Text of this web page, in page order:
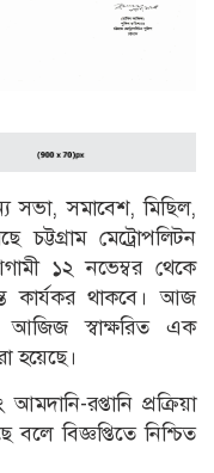
সভা, সমাবেশ, মিছিল,
চট্টগ্রাম মেট্রোপলিটন
১২ নভেম্বর থেকে
কার্যকর থাকবে। আজ
আজিজ স্বাক্ষরিত এক
হয়েছে।
রপ্তানি প্রক্রিয়া
বলে বিজ্ঞপ্তিতে নিশ্চিত